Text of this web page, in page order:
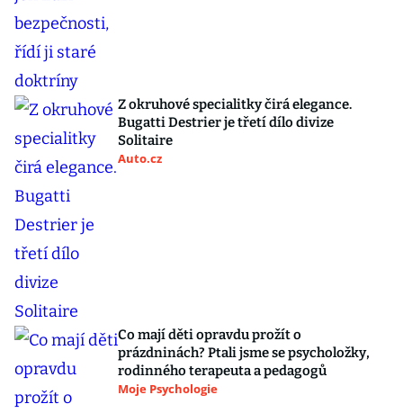
Z okruhové specialitky čirá elegance.
Bugatti Destrier je třetí dílo divize
Solitaire
Auto.cz
Co mají děti opravdu prožít o
prázdninách? Ptali jsme se psycholožky,
rodinného terapeuta a pedagogů
Moje Psychologie